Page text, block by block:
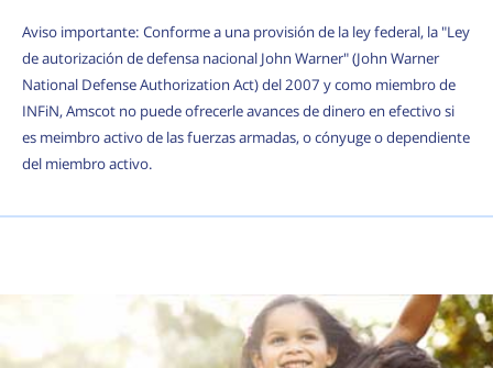
Aviso importante: Conforme a una provisión de la ley federal, la "Ley
de autorización de defensa nacional John Warner" (John Warner
National Defense Authorization Act) del 2007 y como miembro de
INFiN, Amscot no puede ofrecerle avances de dinero en efectivo si
es meimbro activo de las fuerzas armadas, o cónyuge o dependiente
del miembro activo.